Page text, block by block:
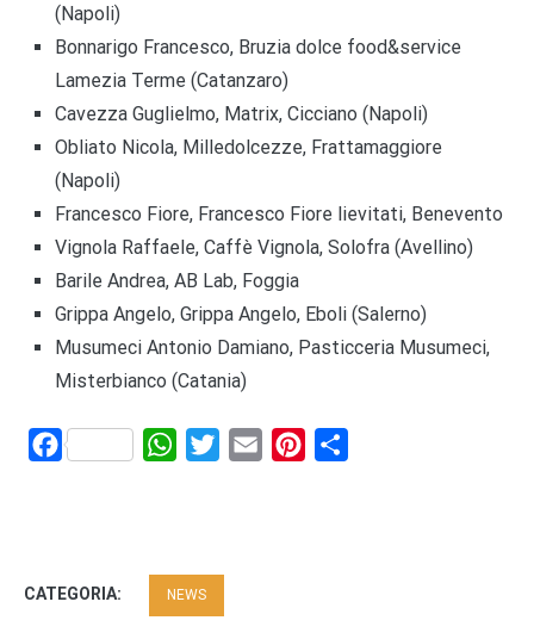
(Napoli)
Bonnarigo Francesco, Bruzia dolce food&service
Lamezia Terme (Catanzaro)
Cavezza Guglielmo, Matrix, Cicciano (Napoli)
Obliato Nicola, Milledolcezze, Frattamaggiore
(Napoli)
Francesco Fiore, Francesco Fiore lievitati, Benevento
Vignola Raffaele, Caffè Vignola, Solofra (Avellino)
Barile Andrea, AB Lab, Foggia
Grippa Angelo, Grippa Angelo, Eboli (Salerno)
Musumeci Antonio Damiano, Pasticceria Musumeci,
Misterbianco (Catania)
Facebook WhatsAppTwitterEmail Pinterest
CATEGORIA: NEWS